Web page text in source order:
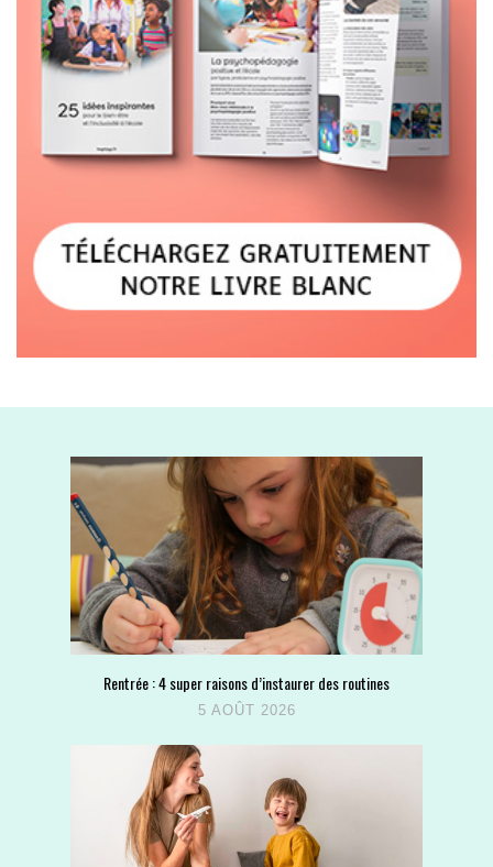
Rentrée : 4 super raisons d’instaurer des routines
5 AOÛT 2026